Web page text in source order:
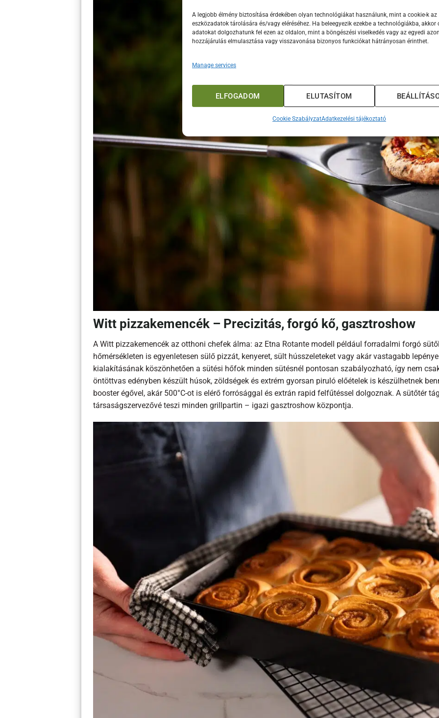
A legjobb élmény biztosítása érdekében olyan technológiákat használunk, mint a cookie-k az
eszközadatok tárolására és/vagy eléréséhez. Ha beleegyezik ezekbe a technológiákba, akkor
adatokat dolgozhatunk fel ezen az oldalon, mint a böngészési viselkedés vagy az egyedi
hozzájárulás elmulasztása vagy visszavonása bizonyos funkciókat hátrányosan érinthet.
Manage services
ELFOGADOM ELUTASÍTOM
Cookie SzabályzatAdatkezelési tájékoztató
Witt pizzakemencék – Precizitás, forgó kő, gasztroshow
A Witt pizzakemencék az otthoni chefek álma: az Etna Rotante modell például forradalmi forgó
hőmérsékleten is egyenletesen sülő pizzát, kenyeret, sült hússzeleteket vagy akár vastagabb
kialakításának köszönhetően a sütési hőfok minden sütésnél pontosan szabályozható, így nem
öntöttvas edényben készült húsok, zöldségek és extrém gyorsan piruló előételek is készülhetnek
booster égővel, akár 500°C-ot is elérő forrósággal és extrán rapid felfűtéssel dolgoznak. A sütőtér
társaságszervezővé teszi minden grillpartin – igazi gasztroshow központja.